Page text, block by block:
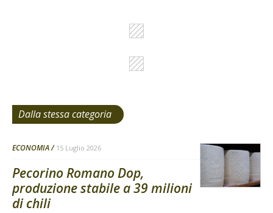
Dalla stessa categoria
ECONOMIA 15 Luglio 2026
Pecorino Romano Dop,
produzione stabile a 39 milioni
di chili